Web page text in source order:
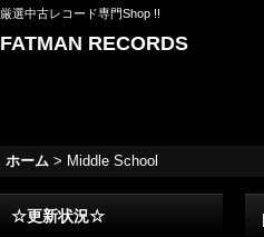
厳選中古レコード専門Shop !!
FATMAN RECORDS
ホーム > Middle School
☆更新状況☆